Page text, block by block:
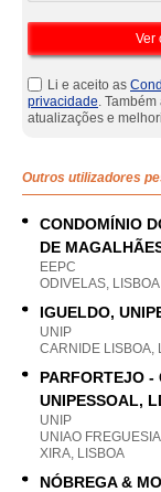
Li e aceito as
privacidade.
atualizações e
Outros utilizadores
CONDOMÍNIO
DE
EEPC
ODIVELAS, LISBOA
IGUELDO,
UNIP
CARNIDE LISBOA,
PARFORTEJO -
UNIPESSOAL,
UNIP
UNIAO
XIRA, LISBOA
NÓBREGA &